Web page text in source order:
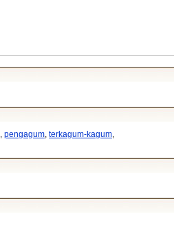
, pengagum, terkagum-kagum,